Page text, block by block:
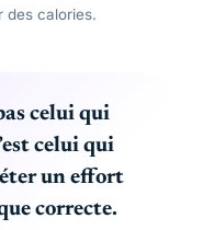
des calories.
celui qui
celui qui
un effort
correcte.